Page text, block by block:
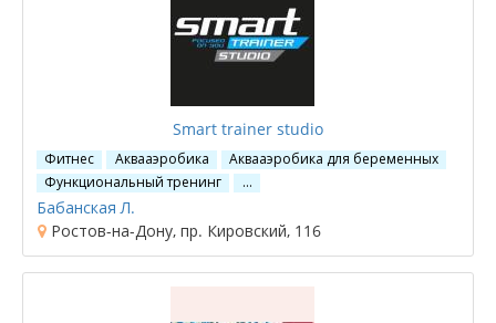
Smart trainer studio
Фитнес Аквааэробика
Аквааэробика для беременных
Функциональный тренинг
…
Бабанская Л.
Ростов-на-Дону, пр. Кировский, 116